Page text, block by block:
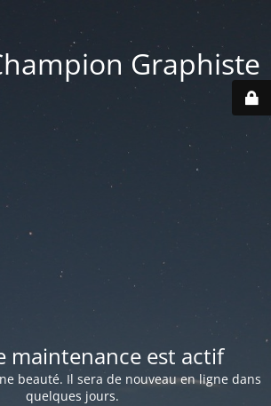
Graphiste
maintenance est actif
beauté. Il sera de nouveau en ligne dans
quelques jours.